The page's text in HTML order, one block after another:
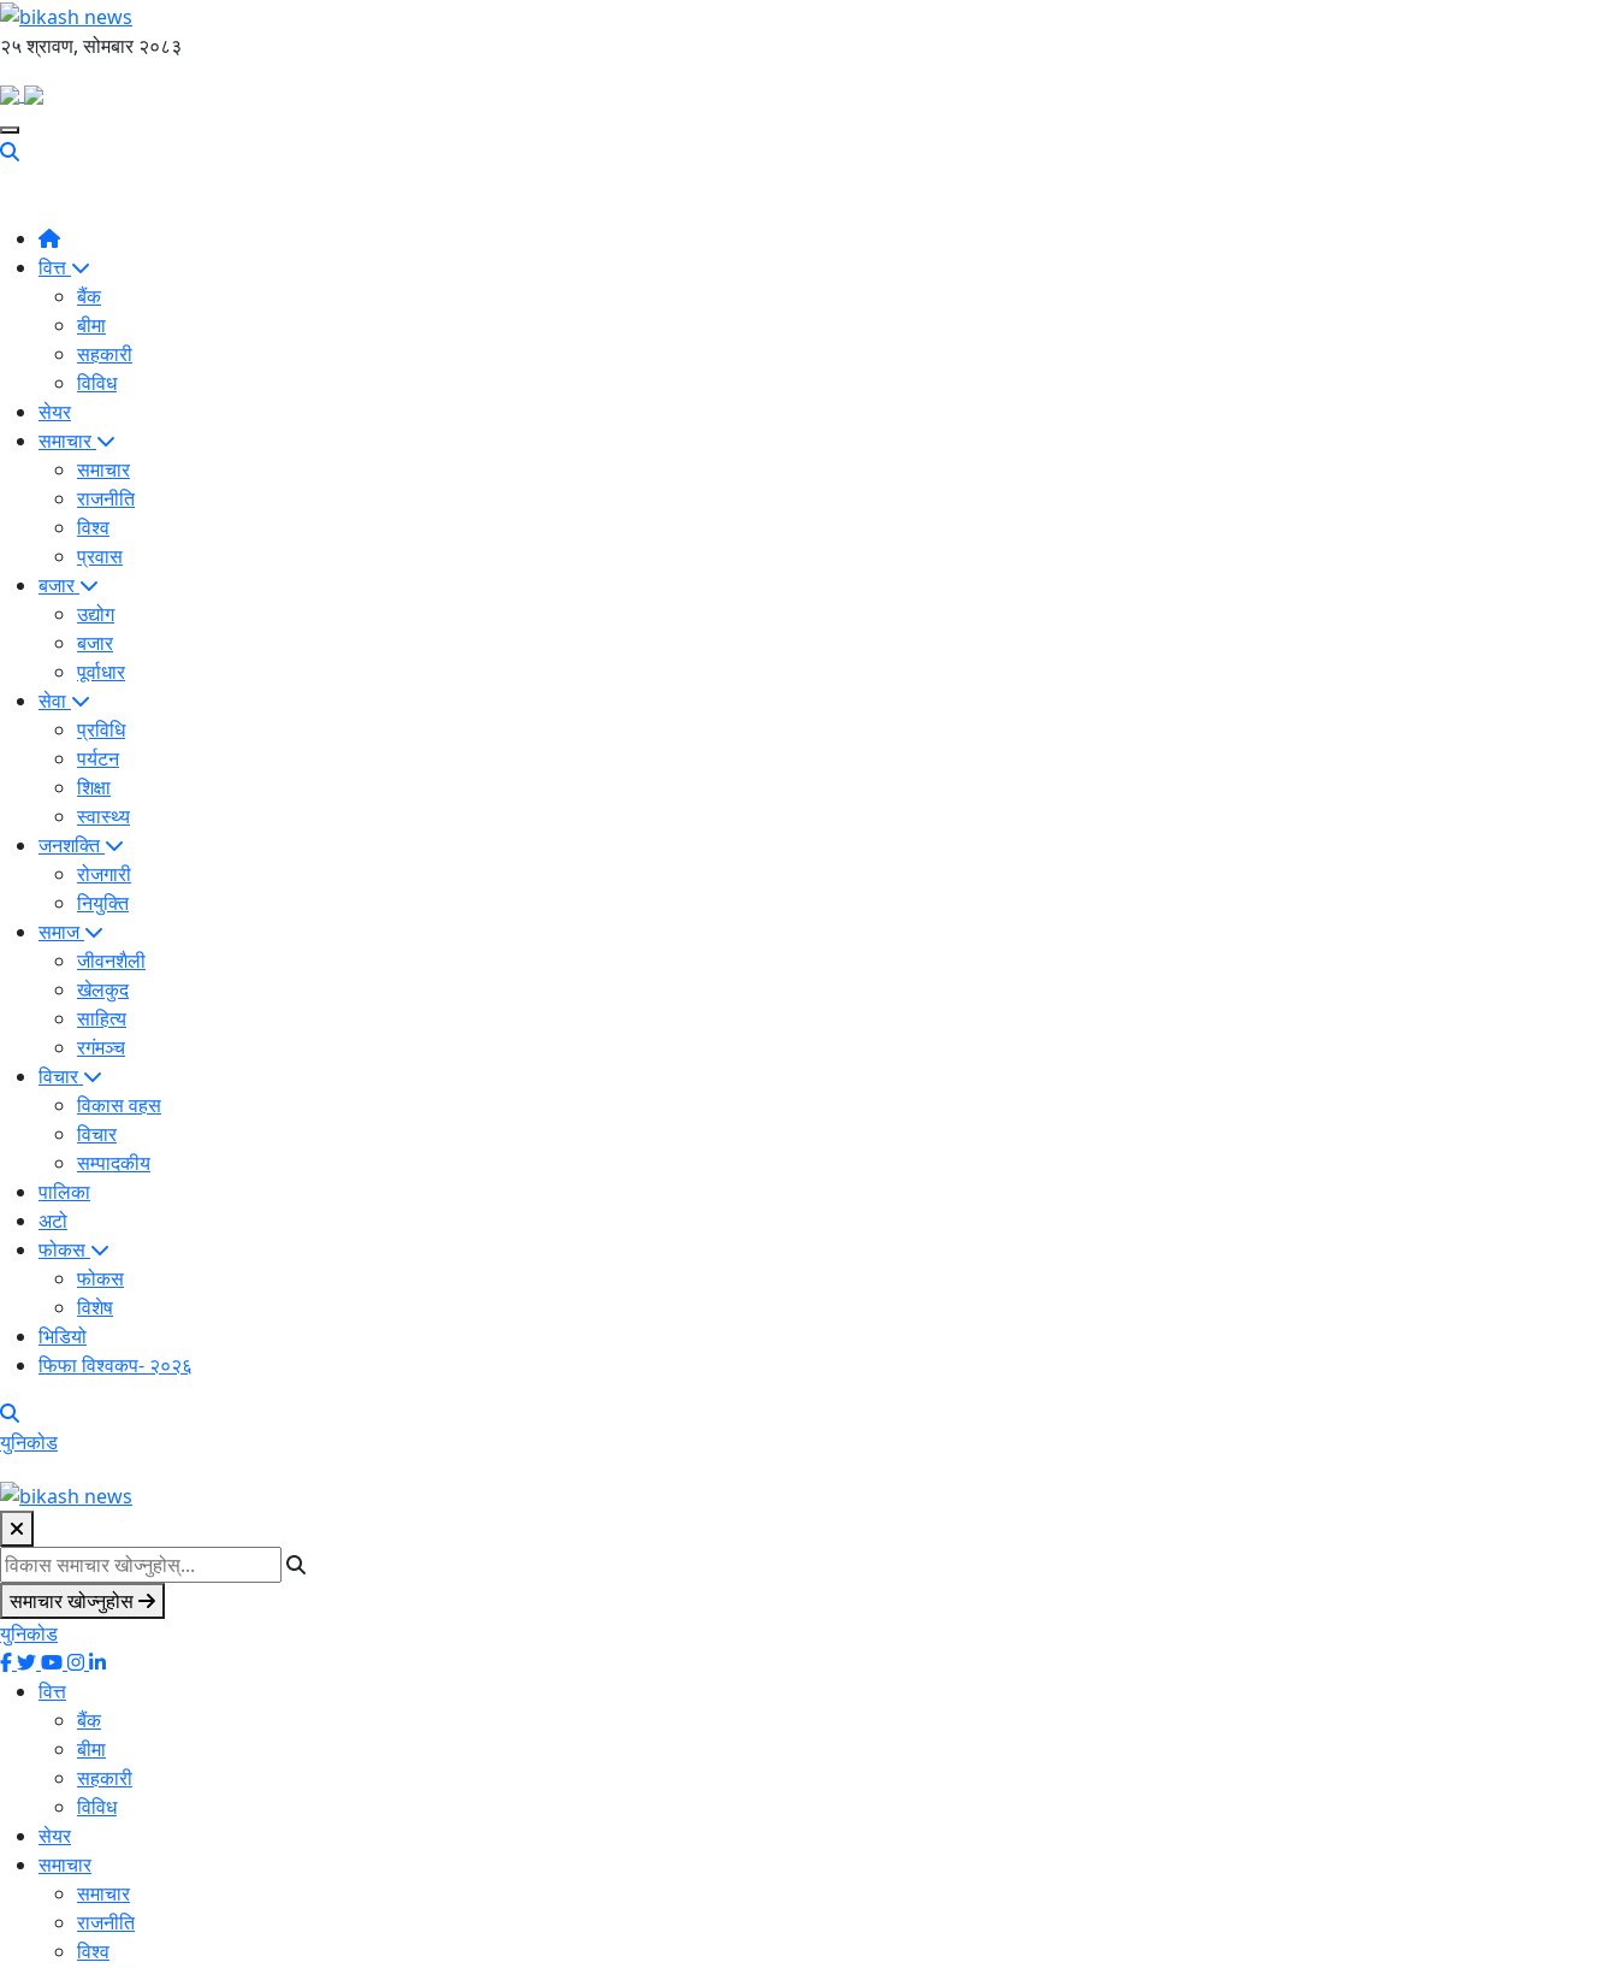
२५ श्रावण, सोमबार २०८३
वित्त
बैंक
बीमा
सहकारी
विविध
सेयर
समाचार
समाचार
राजनीति
विश्व
प्रवास
बजार
उद्योग
बजार
पूर्वाधार
सेवा
प्रविधि
पर्यटन
शिक्षा
स्वास्थ्य
जनशक्ति
रोजगारी
नियुक्ति
समाज
जीवनशैली
खेलकुद
साहित्य
रगंमञ्च
विचार
विकास वहस
विचार
सम्पादकीय
पालिका
अटो
फोकस
फोकस
विशेष
भिडियो
फिफा विश्वकप- २०२६
युनिकोड
समाचार खोज्नुहोस
युनिकोड
वित्त
बैंक
बीमा
सहकारी
विविध
सेयर
समाचार
समाचार
राजनीति
विश्व